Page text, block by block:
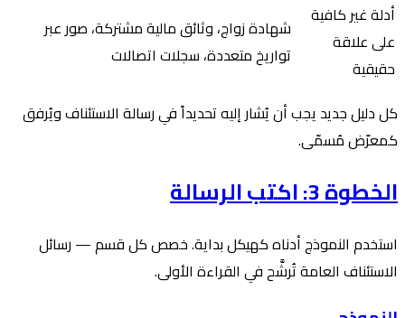
أدلة غير كافية
على علاقة
حقيقية
شهادة زواج، وثائق مالية مشتركة، صور عبر
تواريخ متعددة، سجلات اتصالات
كل دليل جديد يجب أن يُشار إليه تحديداً في رسالة الاستئناف ويُرفق
كمعرّض مُسمّى.
الخطوة 3: اكتب الرسالة
استخدم النموذج أدناه كهيكل بداية. خصص كل قسم — رسائل
الاستئناف العامة تُرشَّح في القراءة الأولى.